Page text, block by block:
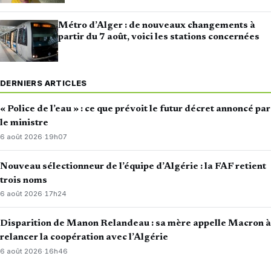
Métro d’Alger : de nouveaux changements à
partir du 7 août, voici les stations concernées
DERNIERS ARTICLES
« Police de l’eau » : ce que prévoit le futur décret annoncé par
le ministre
6 août 2026·19h07
Nouveau sélectionneur de l’équipe d’Algérie : la FAF retient
trois noms
6 août 2026·17h24
Disparition de Manon Relandeau : sa mère appelle Macron à
relancer la coopération avec l’Algérie
6 août 2026· 16h46